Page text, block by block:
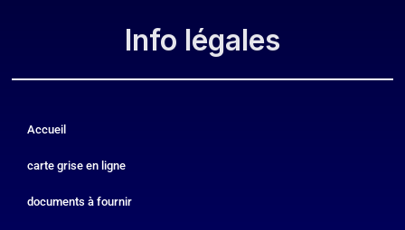
Info légales​
Accueil
carte grise en ligne
documents à fournir